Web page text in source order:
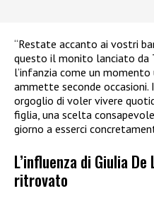
“Restate accanto ai vostri
questo il monito lanciato da
l’infanzia come un
ammette seconde
orgoglio di voler vivere
figlia, una scelta
giorno a esserci
L’influenza di Giulia
ritrovato